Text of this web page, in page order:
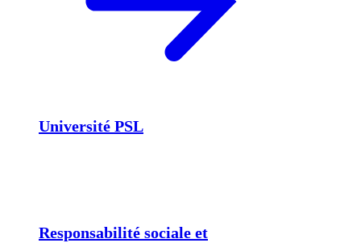
Université PSL
Responsabilité sociale et